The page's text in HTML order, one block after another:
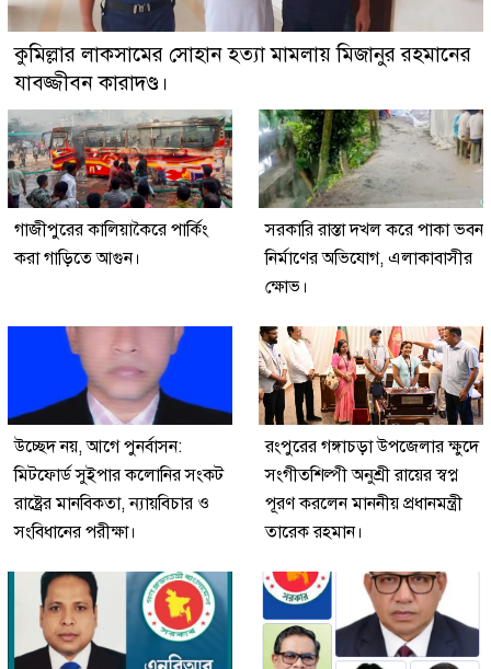
কুমিল্লার লাকসামের সোহান হত্যা মামলায় মিজানুর রহমানের
যাবজ্জীবন কারাদণ্ড।
গাজীপুরের কালিয়াকৈরে পার্কিং
করা গাড়িতে আগুন।
সরকারি রাস্তা দখল করে পাকা ভবন
নির্মাণের অভিযোগ, এলাকাবাসীর
ক্ষোভ।
উচ্ছেদ নয়, আগে পুনর্বাসন:
মিটফোর্ড সুইপার কলোনির সংকট
রাষ্ট্রের মানবিকতা, ন্যায়বিচার ও
সংবিধানের পরীক্ষা।
রংপুরের গঙ্গাচড়া উপজেলার ক্ষুদে
সংগীতশিল্পী অনুশ্রী রায়ের স্বপ্ন
পূরণ করলেন মাননীয় প্রধানমন্ত্রী
তারেক রহমান।